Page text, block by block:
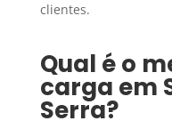
clientes.
Qual é o
carga em
Serra?